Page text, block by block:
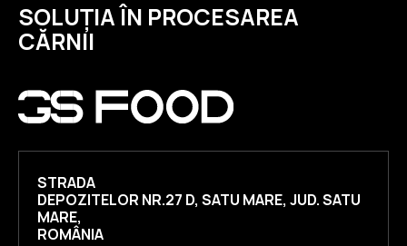
SOLUȚIA ÎN PROCESAREA
CĂRNII
STRADA
DEPOZITELOR NR.27 D, SATU MARE, JUD. SATU
MARE,
ROMÂNIA